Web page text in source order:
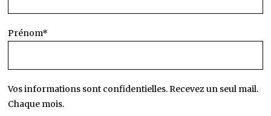
Prénom*
Vos informations sont confidentielles. Recevez un seul mail.
Chaque mois.